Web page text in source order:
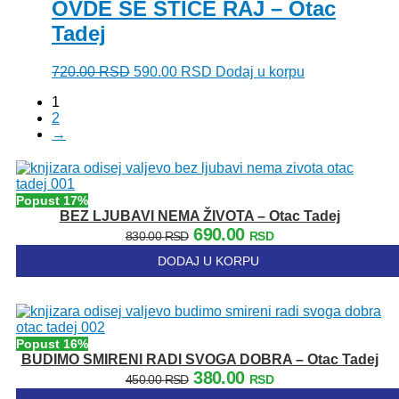
OVDE SE STIČE RAJ – Otac
Tadej
720.00RSD Originalna
590.00 RSD Trenutna
Dodaj u korpu
1
2
→
Popust 17%
BEZ LJUBAVI NEMA ŽIVOTA – Otac Tadej
830.00RSD Originalna
cena
je
830.00 RSD.
690.00 RSDTrenutna
je:
DODAJ U KORPU
Popust 16%
BUDIMO SMIRENI RADI SVOGA DOBRA – Otac Tadej
450.00RSD Originalna
380.00 RSDTrenutna